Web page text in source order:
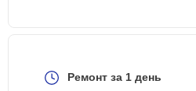
Ремонт за 1 день